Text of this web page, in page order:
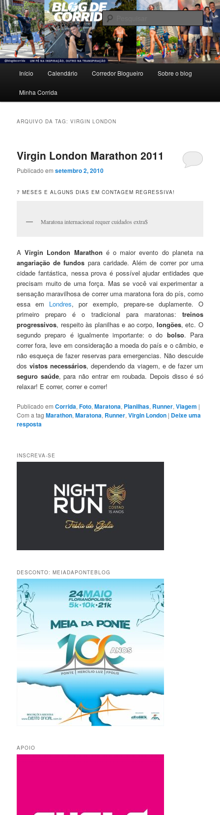
Pular
para
o
conteúdo
principal
Pular
para
o
conteúdo
secundárioBlog de Corrida
Um pé na inspiração, outro na transpiração.
principal
Início Calendário Corredor Blogueiro Sobre o blog
Minha Corrida
ARQUIVO DA TAG:VIRGIN LONDON
Virgin London Marathon 2011
Publicado emsetembro 2, 2010
7 MESES E ALGUNS DIAS EM CONTAGEM REGRESSIVA!
Maratona internacional requer cuidados extra$
AVirgin London Marathon é o maior evento do planeta na
angariação de fundos para caridade. Além de correr por uma
cidade fantástica, nessa prova é possí­vel ajudar entidades que
precisam muito de uma força. Mas se você vai experimentar a
sensação maravilhosa de correr uma maratona fora do pí­s, como
essa em Londres, por exemplo, prepare-se duplamente. O
primeiro preparo é o tradicional para maratonas: treinos
progressivos, respeito às planilhas e ao corpo, longões, etc. O
segundo preparo é igualmente importante: o do bolso. Para
correr fora, leve em consideração a moeda do paí­s e o cãmbio, e
não esqueça de fazer reservas para emergencias. Não descuide
dosvistos necessários, dependendo da viagem, e de fazer um
seguro saúde, para não entrar em roubada. Depois disso é só
relaxar! E correr, correr e correr!
Publicado em Corrida,Foto,Maratona, Planilhas, Runner,Viagem |
Com a tagMarathon,Maratona, Runner,Virgin London | Deixe uma
resposta
INSCREVA-SE
DESCONTO: MEIADAPONTEBLOG
APOIO